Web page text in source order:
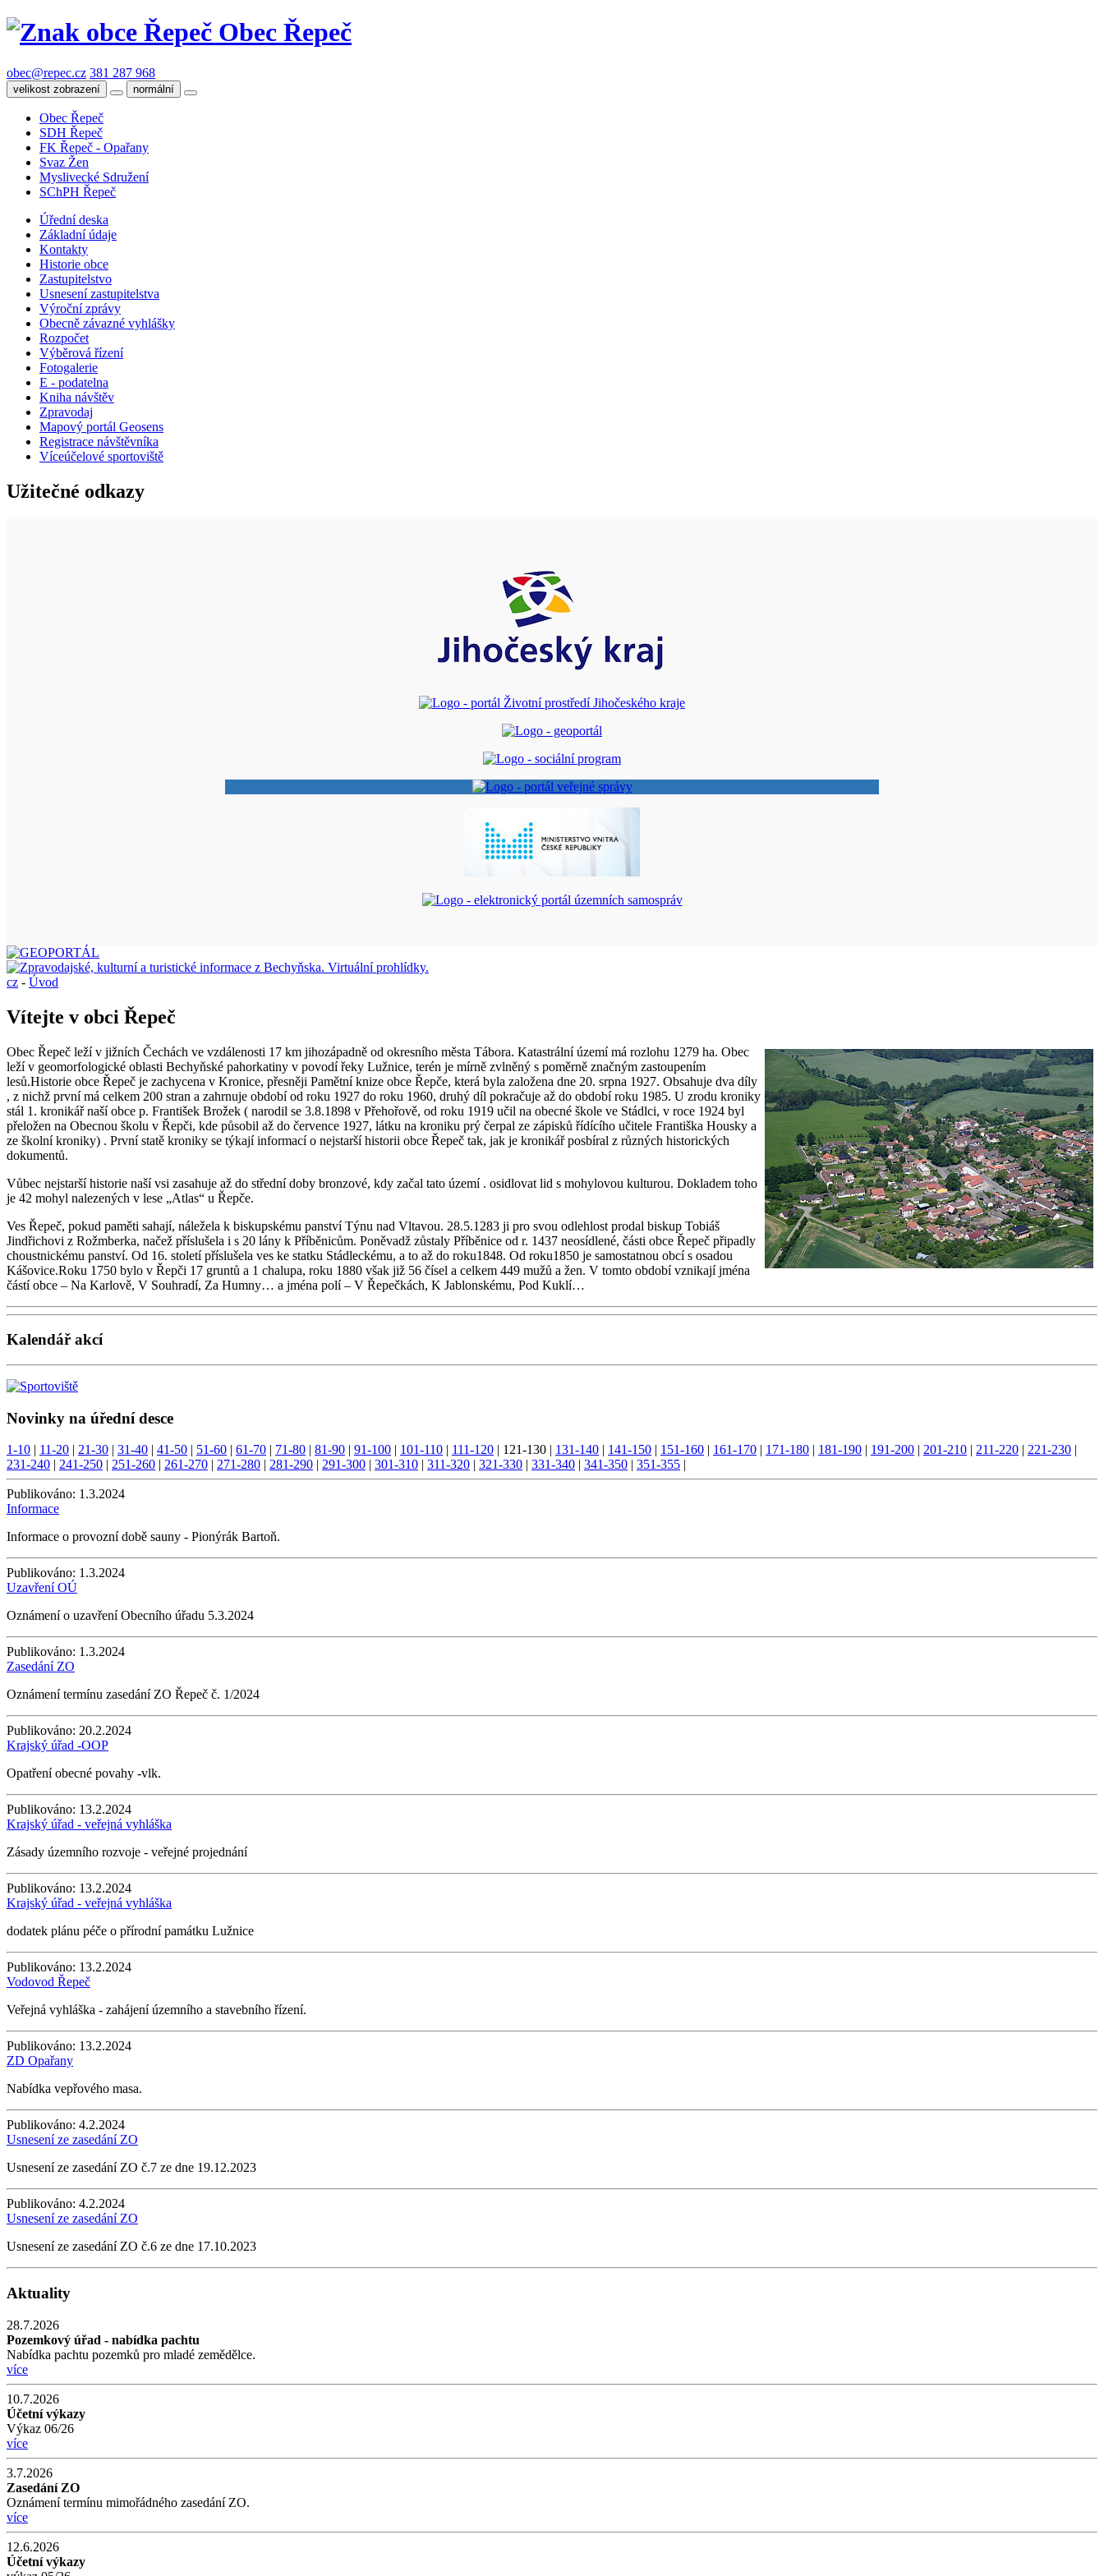
Obec Řepeč
obec@repec.cz 381 287 968
velikost zobrazení normální
Obec Řepeč
SDH Řepeč
FK Řepeč - Opařany
Svaz Žen
Myslivecké Sdružení
SChPH Řepeč
Úřední deska
Základní údaje
Kontakty
Historie obce
Zastupitelstvo
Usnesení zastupitelstva
Výroční zprávy
Obecně závazné vyhlášky
Rozpočet
Výběrová řízení
Fotogalerie
E - podatelna
Kniha návštěv
Zpravodaj
Mapový portál Geosens
Registrace návštěvníka
Víceúčelové sportoviště
Užitečné odkazy
cz - Úvod
Vítejte v obci Řepeč
Obec Řepeč leží v jižních Čechách ve vzdálenosti 17 km jihozápadně od okresního města Tábora. Katastrální území má rozlohu 1279 ha. Obec
leží v geomorfologické oblasti Bechyňské pahorkatiny v povodí řeky Lužnice, terén je mírně zvlněný s poměrně značným zastoupením
lesů.Historie obce Řepeč je zachycena v Kronice, přesněji Pamětní knize obce Řepče, která byla založena dne 20. srpna 1927. Obsahuje dva díly
, z nichž první má celkem 200 stran a zahrnuje období od roku 1927 do roku 1960, druhý díl pokračuje až do období roku 1985. U zrodu kroniky
stál 1. kronikář naší obce p. František Brožek ( narodil se 3.8.1898 v Přehořově, od roku 1919 učil na obecné škole ve Stádlci, v roce 1924 byl
přeložen na Obecnou školu v Řepči, kde působil až do července 1927, látku na kroniku prý čerpal ze zápisků řídícího učitele Františka Housky a
ze školní kroniky) . První statě kroniky se týkají informací o nejstarší historii obce Řepeč tak, jak je kronikář posbíral z různých historických
dokumentů.
Vůbec nejstarší historie naší vsi zasahuje až do střední doby bronzové, kdy začal tato území . osidlovat lid s mohylovou kulturou. Dokladem toho
je 42 mohyl nalezených v lese „Atlas“ u Řepče.
Ves Řepeč, pokud paměti sahají, náležela k biskupskému panství Týnu nad Vltavou. 28.5.1283 ji pro svou odlehlost prodal biskup Tobiáš
Jindřichovi z Rožmberka, načež příslušela i s 20 lány k Příběnicům. Poněvadž zůstaly Příběnice od r. 1437 neosídlené, části obce Řepeč připadly
choustnickému panství. Od 16. století příslušela ves ke statku Stádleckému, a to až do roku1848. Od roku1850 je samostatnou obcí s osadou
Kášovice.Roku 1750 bylo v Řepči 17 gruntů a 1 chalupa, roku 1880 však již 56 čísel a celkem 449 mužů a žen. V tomto období vznikají jména
částí obce – Na Karlově, V Souhradí, Za Humny… a jména polí – V Řepečkách, K Jablonskému, Pod Kuklí…
Kalendář akcí
Novinky na úřední desce
1-10 | 11-20 | 21-30 | 31-40 | 41-50 | 51-60 | 61-70 | 71-80 | 81-90 | 91-100 | 101-110 | 111-120 | 121-130 | 131-140 | 141-150 | 151-160 | 161-170 | 171-180 | 181-190 | 191-200 | 201-210 | 211-220 | 221-230 |
231-240 | 241-250 | 251-260 | 261-270 | 271-280 | 281-290 | 291-300 | 301-310 | 311-320 | 321-330 | 331-340 | 341-350 | 351-355 |
Publikováno: 1.3.2024
Informace
Informace o provozní době sauny - Pionýrák Bartoň.
Publikováno: 1.3.2024
Uzavření OÚ
Oznámení o uzavření Obecního úřadu 5.3.2024
Publikováno: 1.3.2024
Zasedání ZO
Oznámení termínu zasedání ZO Řepeč č. 1/2024
Publikováno: 20.2.2024
Krajský úřad -OOP
Opatření obecné povahy -vlk.
Publikováno: 13.2.2024
Krajský úřad - veřejná vyhláška
Zásady územního rozvoje - veřejné projednání
Publikováno: 13.2.2024
Krajský úřad - veřejná vyhláška
dodatek plánu péče o přírodní památku Lužnice
Publikováno: 13.2.2024
Vodovod Řepeč
Veřejná vyhláška - zahájení územního a stavebního řízení.
Publikováno: 13.2.2024
ZD Opařany
Nabídka vepřového masa.
Publikováno: 4.2.2024
Usnesení ze zasedání ZO
Usnesení ze zasedání ZO č.7 ze dne 19.12.2023
Publikováno: 4.2.2024
Usnesení ze zasedání ZO
Usnesení ze zasedání ZO č.6 ze dne 17.10.2023
Aktuality
28.7.2026
Pozemkový úřad - nabídka pachtu
Nabídka pachtu pozemků pro mladé zemědělce.
více
10.7.2026
Účetní výkazy
Výkaz 06/26
více
3.7.2026
Zasedání ZO
Oznámení termínu mimořádného zasedání ZO.
více
12.6.2026
Účetní výkazy